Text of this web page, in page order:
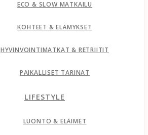
ECO & SLOW MATKAILU
KOHTEET & ELÄMYKSET
HYVINVOINTIMATKAT & RETRIITIT
PAIKALLISET TARINAT
LIFESTYLE
LUONTO & ELÄIMET